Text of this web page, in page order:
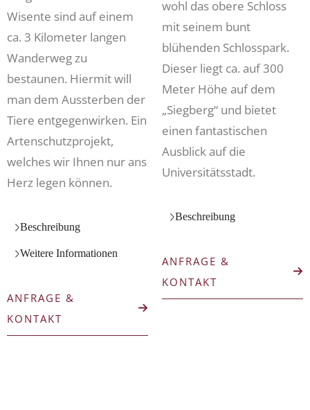
Wisente sind auf einem
ca. 3 Kilometer langen
Wanderweg zu
bestaunen. Hiermit will
man dem Aussterben der
Tiere entgegenwirken. Ein
Artenschutzprojekt,
welches wir Ihnen nur ans
Herz legen können.
Beschreibung
Weitere Informationen
ANFRAGE &
KONTAKT
wohl das obere Schloss
mit seinem bunt
blühenden Schlosspark.
Dieser liegt ca. auf 300
Meter Höhe auf dem
„Siegberg“ und bietet
einen fantastischen
Ausblick auf die
Universitätsstadt.
Beschreibung
ANFRAGE &
KONTAKT